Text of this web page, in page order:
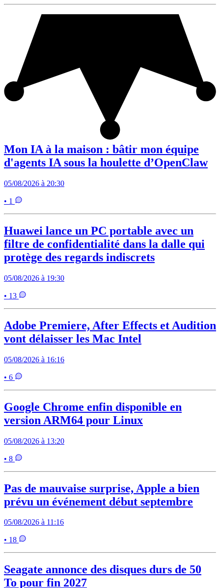
Mon IA à la maison : bâtir mon équipe
d'agents IA sous la houlette d’OpenClaw
05/08/2026 à 20:30
• 1
Huawei lance un PC portable avec un
filtre de confidentialité dans la dalle qui
protège des regards indiscrets
05/08/2026 à 19:30
• 13
Adobe Premiere, After Effects et Audition
vont délaisser les Mac Intel
05/08/2026 à 16:16
• 6
Google Chrome enfin disponible en
version ARM64 pour Linux
05/08/2026 à 13:20
• 8
Pas de mauvaise surprise, Apple a bien
prévu un événement début septembre
05/08/2026 à 11:16
• 18
Seagate annonce des disques durs de 50
To pour fin 2027